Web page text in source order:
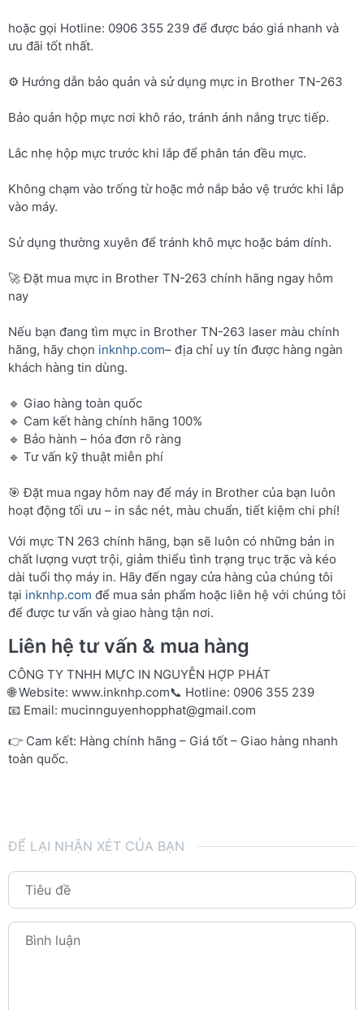
hoặc gọi Hotline: 0906 355 239 để được báo giá nhanh và
ưu đãi tốt nhất.
⚙️ Hướng dẫn bảo quản và sử dụng mực in Brother TN-263
Bảo quản hộp mực nơi khô ráo, tránh ánh nắng trực tiếp.
Lắc nhẹ hộp mực trước khi lắp để phân tán đều mực.
Không chạm vào trống từ hoặc mở nắp bảo vệ trước khi lắp
vào máy.
Sử dụng thường xuyên để tránh khô mực hoặc bám dính.
🚀 Đặt mua mực in Brother TN-263 chính hãng ngay hôm
nay
Nếu bạn đang tìm mực in Brother TN-263 laser màu chính
hãng, hãy chọn inknhp.com– địa chỉ uy tín được hàng ngàn
khách hàng tin dùng.
🔹 Giao hàng toàn quốc
🔹 Cam kết hàng chính hãng 100%
🔹 Bảo hành – hóa đơn rõ ràng
🔹 Tư vấn kỹ thuật miễn phí
🎯 Đặt mua ngay hôm nay để máy in Brother của bạn luôn
hoạt động tối ưu – in sắc nét, màu chuẩn, tiết kiệm chi phí!
Với mực TN 263 chính hãng, bạn sẽ luôn có những bản in
chất lượng vượt trội, giảm thiểu tình trạng trục trặc và kéo
dài tuổi thọ máy in. Hãy đến ngay cửa hàng của chúng tôi
tại inknhp.com để mua sản phẩm hoặc liên hệ với chúng tôi
để được tư vấn và giao hàng tận nơi.
Liên hệ tư vấn & mua hàng
CÔNG TY TNHH MỰC IN NGUYỄN HỢP PHÁT
🌐 Website: www.inknhp.com📞 Hotline: 0906 355 239
📧 Email: mucinnguyenhopphat@gmail.com
👉 Cam kết: Hàng chính hãng – Giá tốt – Giao hàng nhanh
toàn quốc.
ĐỂ LẠI NHẬN XÉT CỦA BẠN